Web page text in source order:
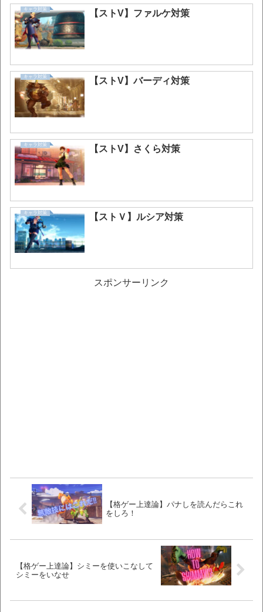
キャラ対策 【ストV】ファルケ対策
キャラ対策 【ストV】バーディ対策
キャラ対策 【ストV】さくら対策
キャラ対策 【ストＶ】ルシア対策
スポンサーリンク
【格ゲー上達論】パナしを読んだらこれ
をしろ！
【格ゲー上達論】シミーを使いこなして
シミーをいなせ